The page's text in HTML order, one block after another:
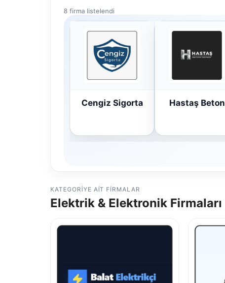
8 firma listelendi
Cengiz Sigorta Hastaş Beton
KATEGORIYE AIT FIRMALAR
Elektrik & Elektronik Firmaları